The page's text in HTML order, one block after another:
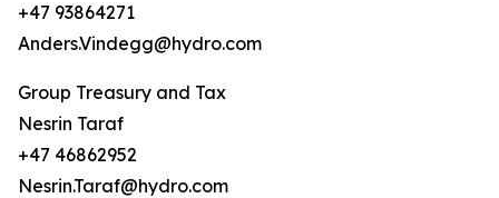
+47 93864271
Anders.Vindegg@hydro.com
Group Treasury and Tax
Nesrin Taraf
+47 46862952
Nesrin.Taraf@hydro.com